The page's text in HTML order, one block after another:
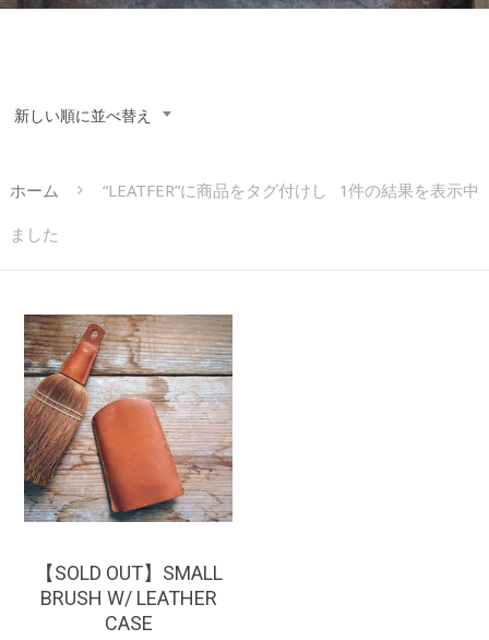
新しい順に並べ替え
1件の結果を表示中
ホーム
“LEATFER”に商品をタグ付けし
ました
¥4,620
【SOLD OUT】SMALL
BRUSH W/ LEATHER
CASE